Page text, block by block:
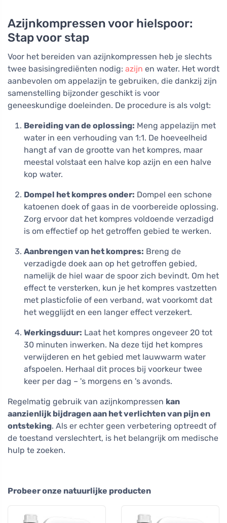
Azijnkompressen voor hielspoor:
Stap voor stap
Voor het bereiden van azijnkompressen heb je slechts
twee basisingrediënten nodig: azijn en water. Het wordt
aanbevolen om appelazijn te gebruiken, die dankzij zijn
samenstelling bijzonder geschikt is voor
geneeskundige doeleinden. De procedure is als volgt:
Bereiding van de oplossing: Meng appelazijn met
water in een verhouding van 1:1. De hoeveelheid
hangt af van de grootte van het kompres, maar
meestal volstaat een halve kop azijn en een halve
kop water.
Dompel het kompres onder: Dompel een schone
katoenen doek of gaas in de voorbereide oplossing.
Zorg ervoor dat het kompres voldoende verzadigd
is om effectief op het getroffen gebied te werken.
Aanbrengen van het kompres: Breng de
verzadigde doek aan op het getroffen gebied,
namelijk de hiel waar de spoor zich bevindt. Om het
effect te versterken, kun je het kompres vastzetten
met plasticfolie of een verband, wat voorkomt dat
het wegglijdt en een langer effect verzekert.
Werkingsduur: Laat het kompres ongeveer 20 tot
30 minuten inwerken. Na deze tijd het kompres
verwijderen en het gebied met lauwwarm water
afspoelen. Herhaal dit proces bij voorkeur twee
keer per dag – 's morgens en 's avonds.
Regelmatig gebruik van azijnkompressen kan
aanzienlijk bijdragen aan het verlichten van pijn en
ontsteking. Als er echter geen verbetering optreedt of
de toestand verslechtert, is het belangrijk om medische
hulp te zoeken.
Probeer onze natuurlijke producten